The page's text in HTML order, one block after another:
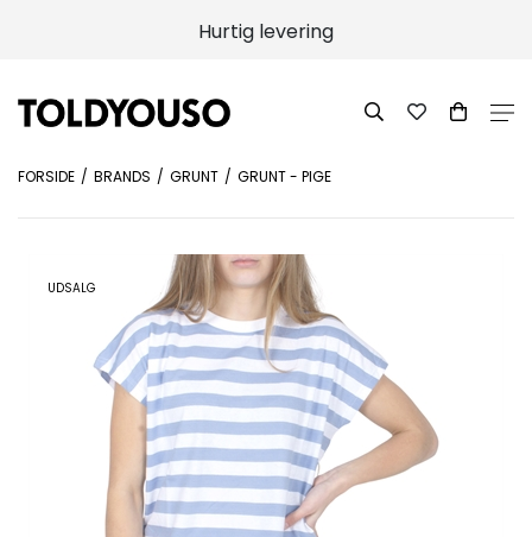
Hurtig levering
FORSIDE BRANDS GRUNT GRUNT - PIGE
UDSALG